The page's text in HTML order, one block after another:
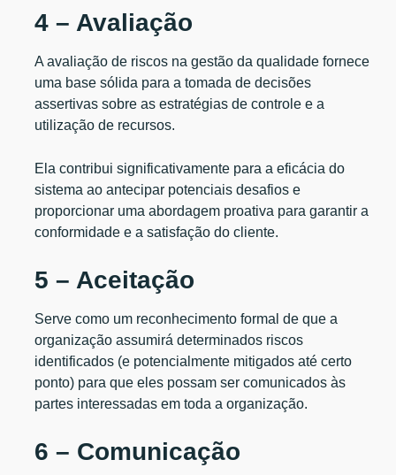
4 – Avaliação
A avaliação de riscos na gestão da qualidade fornece
uma base sólida para a tomada de decisões
assertivas sobre as estratégias de controle e a
utilização de recursos.
Ela contribui significativamente para a eficácia do
sistema ao antecipar potenciais desafios e
proporcionar uma abordagem proativa para garantir a
conformidade e a satisfação do cliente.
5 – Aceitação
Serve como um reconhecimento formal de que a
organização assumirá determinados riscos
identificados (e potencialmente mitigados até certo
ponto) para que eles possam ser comunicados às
partes interessadas em toda a organização.
6 – Comunicação